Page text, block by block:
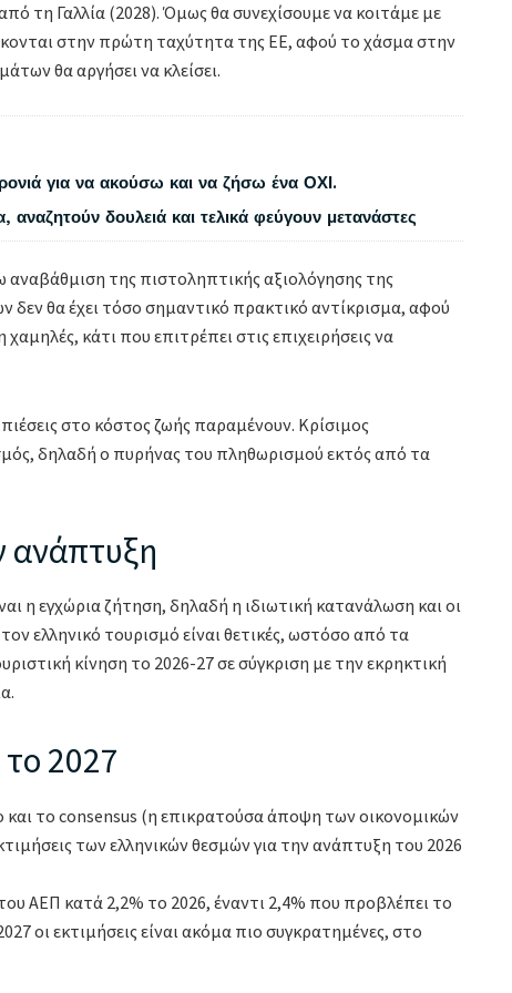
τη Γαλλία (2028). Όμως θα συνεχίσουμε να κοιτάμε με
στην πρώτη ταχύτητα της ΕΕ, αφού το χάσμα στην
θα αργήσει να κλείσει.
για να ακούσω και να ζήσω ένα ΟΧΙ.
δουλειά και τελικά φεύγουν μετανάστες
αναβάθμιση της πιστοληπτικής αξιολόγησης της
θα έχει τόσο σημαντικό πρακτικό αντίκρισμα, αφού
κάτι που επιτρέπει στις επιχειρήσεις να
στο κόστος ζωής παραμένουν. Κρίσιμος
δηλαδή ο πυρήνας του πληθωρισμού εκτός από τα
ανάπτυξη
η εγχώρια ζήτηση, δηλαδή η ιδιωτική κατανάλωση και οι
ελληνικό τουρισμό είναι θετικές, ωστόσο από τα
κίνηση το 2026-27 σε σύγκριση με την εκρηκτική
2027
και το consensus (η επικρατούσα άποψη των οικονομικών
των ελληνικών θεσμών για την ανάπτυξη του 2026
ΑΕΠ κατά 2,2% το 2026, έναντι 2,4% που προβλέπει το
οι εκτιμήσεις είναι ακόμα πιο συγκρατημένες, στο